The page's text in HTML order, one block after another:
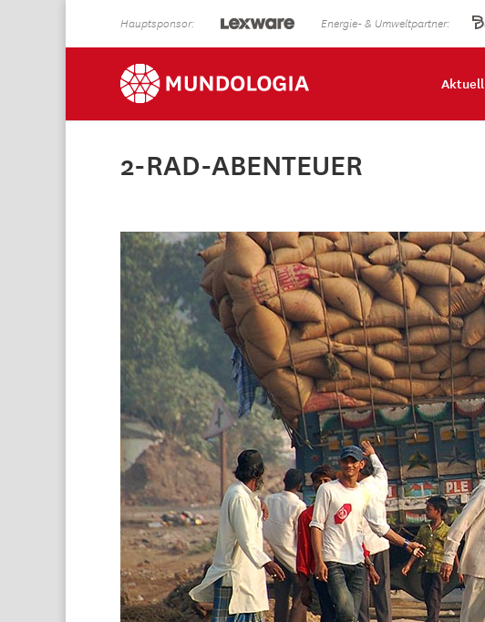
Hauptsponsor: Energie- & Umweltpartner:
Aktuell
2-RAD-ABENTEUER